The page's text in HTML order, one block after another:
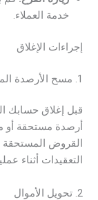
خدمة العملاء.
إجراءات الإغلاق
1. مسح الأرصدة المستحقة
قبل إغلاق حسابك
أرصدة مستحقة أو
القروض المستحقة
التعقيدات أثناء
2. تحويل الأموال